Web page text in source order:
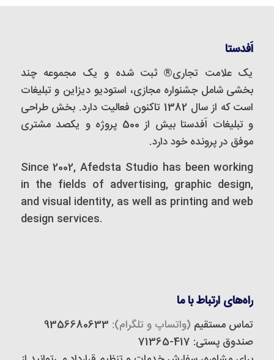
اَفدستا
یک علامت تجاری® ثبت شده و یک مجموعه‌ چند
بخشی شامل جشنواره مجازی، استودیو دیزاین و تبلیغات
است که از سال 1382 تاکنون فعالیت دارد. بخش طراحی
و تبلیغات اَفدستا بیش از 500 پروژه و یکصد مشتری
موفق در پرونده خود دارد.
Since 2002, Afedsta Studio has been working
in the fields of advertising, graphic design,
and visual identity, as well as printing and web
design services.
راه‌های ارتباط با ما
تماس مستقیم (واتساپ و تلگرام):
صندوق پستی: 417-71365